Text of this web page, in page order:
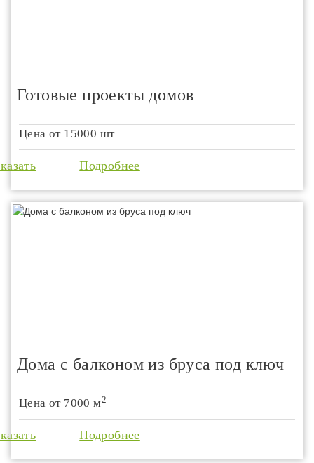
Готовые проекты домов
Цена от 15000 шт
Подробнее
Дома с балконом из бруса под ключ
Цена от 7000 м2
Подробнее